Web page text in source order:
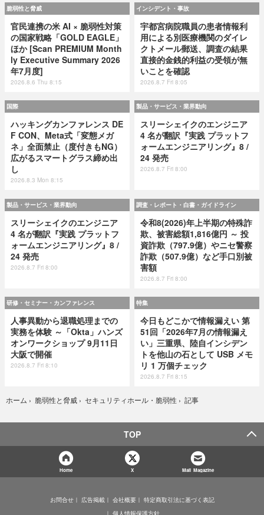
脆弱性と脅威
官民連携の米 AI × 脆弱性対策
の国家戦略「GOLD EAGLE」
ほか [Scan PREMIUM Month
ly Executive Summary 2026
年7月度]
2026.8.6 Thu 8:15
インシデント・事故
宇都宮病院職員の患者情報利
用による別医療機関のダイレ
クトメール郵送、調査の結果
直接的金銭的利益の受領が無
いことを確認
2026.8.7 Fri 8:05
国際
ハッキングカンファレンス DE
F CON、Meta式「変態メガ
ネ」全面禁止（度付きもNG）
広がるスマートグラス締め出
し
2026.8.3 Mon 8:15
製品・サービス・業界動向
スリーシェイクのエンジニア
4 名が翻訳『実践 プラットフ
ォームエンジニアリング』8 /
24 発売
2026.8.7 Fri 8:00
製品・サービス・業界動向
スリーシェイクのエンジニア
4 名が翻訳『実践 プラットフ
ォームエンジニアリング』8 /
24 発売
2026.8.7 Fri 8:00
調査・レポート・白書・ガイドライン
令和8(2026)年上半期の特殊詐
欺、被害総額1,816億円 ～ 投
資詐欺（797.9億）やニセ警察
詐欺（507.9億）など手口別被
害額
2026.8.7 Fri 8:00
研修・セミナー・カンファレンス
人事異動から退職処理までの
実務を体験 ～「Okta」ハンズ
オンワークショップ 9月11日
大阪で開催
2026.8.7 Fri 8:10
特集
今日もどこかで情報漏えい 第
51回「2026年7月の情報漏え
い」三重県、陸自インシデン
トを他山の石として USB メモ
リ 1 万個チェック
2026.8.7 Fri 8:15
ホーム › 脆弱性と脅威 › セキュリティホール・脆弱性 › 記事
TOP
Home X Mail Magazine
お問合せ 広告掲載 会社概要
特定商取引法に基づく表記
個人情報保護方針